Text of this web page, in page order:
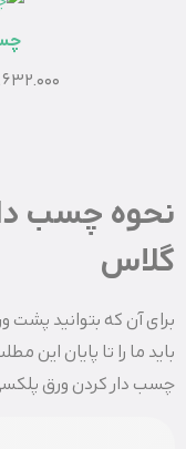
نحوه چسب
گلاس
برای آن که بتوانید
باید ما را تا پایان این
چسب دار کردن ورق